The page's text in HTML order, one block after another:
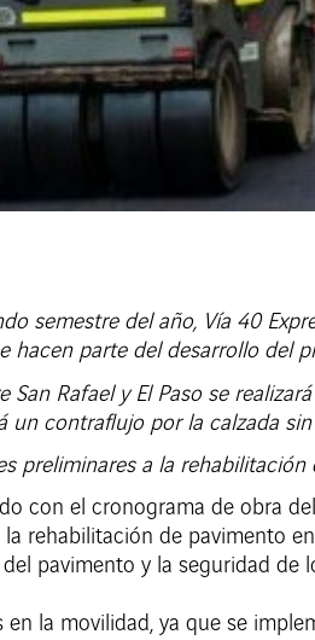
semestre del año, Vía 40
hacen parte del desarrollo del
San Rafael y El Paso se
un contraflujo por la calzada sin
preliminares a la
con el cronograma de obra
rehabilitación de pavimento
pavimento y la seguridad de
la movilidad, ya que se